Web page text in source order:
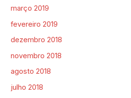
março 2019
fevereiro 2019
dezembro 2018
novembro 2018
agosto 2018
julho 2018